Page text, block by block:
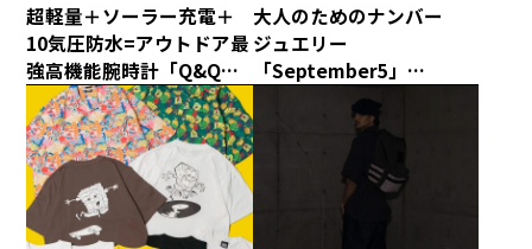
超軽量＋ソーラー充電＋
10気圧防水=アウトドア最
強高機能腕時計「Q&Q
Smile Solar × CAPTAIN
STAG」のダブル50周年記
念コラボウォッチが誕
生！
大人のためのナンバー
ジュエリー
「September5」
の“September5 Number
Series”に新アイテムが登
場！ エシカルな輝きで
日常に寄り添う「ラボグ
ロウンダイヤモンド」の
魅力とは？